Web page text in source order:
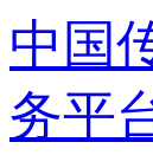
中国
务平